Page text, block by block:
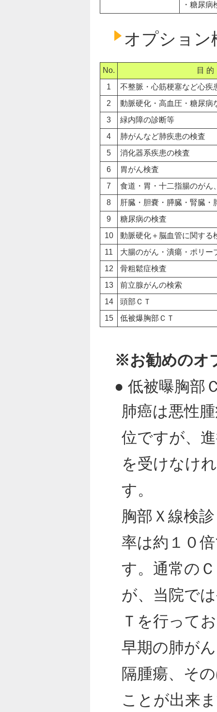
・糖尿
オプション
No.
目 的
1
不整脈・心筋梗塞など心疾
2
動脈硬化・高血圧・糖尿病
3
緑内障の診断等
4
肺がんなど肺疾患の検査
5
消化器系疾患の検査
6
胃がん検査
7
食道・胃・十二指腸のがん
8
肝臓・胆嚢・膵臓・腎臓・
9
糖尿病の検査
10
動脈硬化＋脳血管に関する
11
大腸のがん・潰瘍・ポリー
12
骨粗鬆症検査
13
前立腺がんの検索
14
頭部ＣＴ
15
低被爆胸部ＣＴ
※お勧めのオ
● 低被曝胸部
肺癌は悪性
位ですが、
を受けなけ
す。
胸部Ｘ線検
率は約１０
す。通常の
が、当院で
Ｔを行って
早期の肺が
隔腫瘍、そ
ことが出来